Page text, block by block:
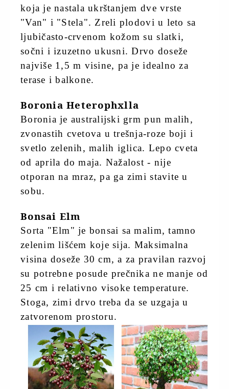
koja je nastala ukrštanjem dve vrste
"Van" i "Stela". Zreli plodovi u leto sa
ljubičasto-crvenom kožom su slatki,
sočni i izuzetno ukusni. Drvo doseže
najviše 1,5 m visine, pa je idealno za
terase i balkone.
Boronia Heterophxlla
Boronia je australijski grm pun malih,
zvonastih cvetova u trešnja-roze boji i
svetlo zelenih, malih iglica. Lepo cveta
od aprila do maja. Nažalost - nije
otporan na mraz, pa ga zimi stavite u
sobu.
Bonsai Elm
Sorta "Elm" je bonsai sa malim, tamno
zelenim lišćem koje sija. Maksimalna
visina doseže 30 cm, a za pravilan razvoj
su potrebne posude prečnika ne manje od
25 cm i relativno visoke temperature.
Stoga, zimi drvo treba da se uzgaja u
zatvorenom prostoru.